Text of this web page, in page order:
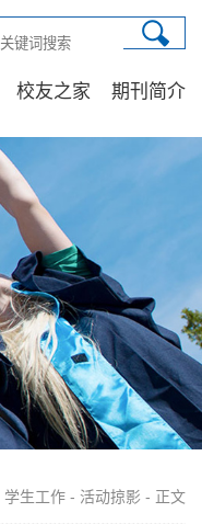
校友之家 期刊简介
学生工作 - 活动掠影 - 正文